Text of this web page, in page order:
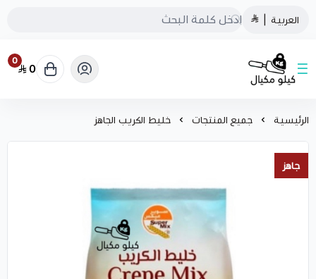
العربية
كيلو مكيال
0
0
الرئيسية جميع المنتجات خليط الكريب الجاهز
جاهز